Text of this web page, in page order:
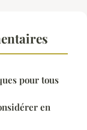
pour tous
en